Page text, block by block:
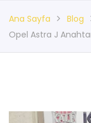
Ana Sayfa
Blog
Opel Astra J